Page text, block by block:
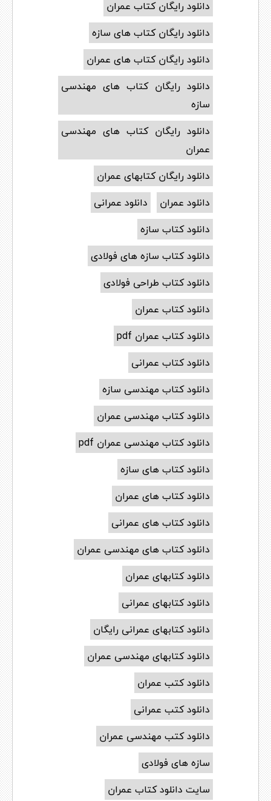
دانلود رایگان کتاب عمران
دانلود رایگان کتاب های سازه
دانلود رایگان کتاب های عمران
دانلود رایگان کتاب های مهندسی
سازه
دانلود رایگان کتاب های مهندسی
عمران
دانلود رایگان کتابهای عمران
دانلود عمران
دانلود عمرانی
دانلود کتاب سازه
دانلود کتاب سازه های فولادی
دانلود کتاب طراحی فولادی
دانلود کتاب عمران
دانلود کتاب عمران pdf
دانلود کتاب عمرانی
دانلود کتاب مهندسی سازه
دانلود کتاب مهندسی عمران
دانلود کتاب مهندسی عمران pdf
دانلود کتاب های سازه
دانلود کتاب های عمران
دانلود کتاب های عمرانی
دانلود کتاب های مهندسی عمران
دانلود کتابهای عمران
دانلود کتابهای عمرانی
دانلود کتابهای عمرانی رایگان
دانلود کتابهای مهندسی عمران
دانلود کتب عمران
دانلود کتب عمرانی
دانلود کتب مهندسی عمران
سازه های فولادی
سایت دانلود کتاب عمران